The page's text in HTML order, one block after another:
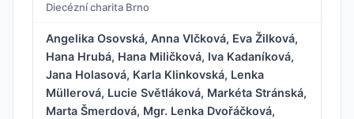
Diecézní charita Brno
Angelika Osovská, Anna Vlčková, Eva Žilková,
Hana Hrubá, Hana Miličková, Iva Kadaníková,
Jana Holasová, Karla Klinkovská, Lenka
Müllerová, Lucie Světláková, Markéta Stránská,
Marta Šmerdová, Mgr. Lenka Dvořáčková,